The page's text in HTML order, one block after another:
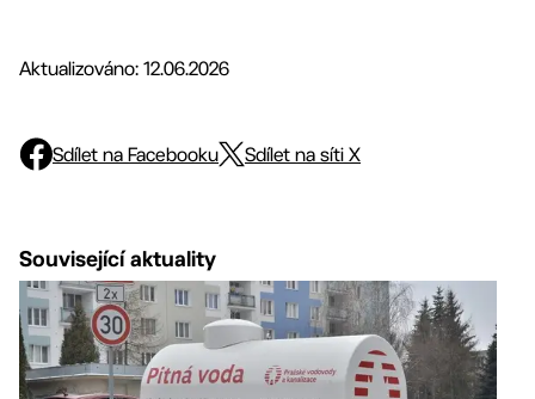
Aktualizováno: 12.06.2026
Sdílet na Facebooku Sdílet na síti X
Související aktuality